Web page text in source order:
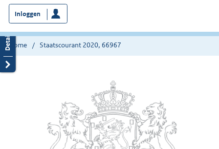
bent
nu
hier:
Inloggen
Home Staatscourant 2020, 66967